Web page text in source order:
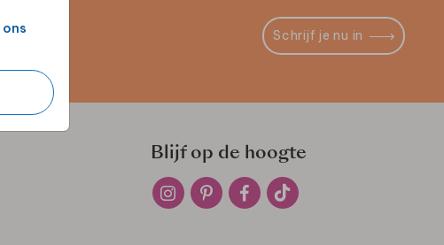
ons
Schrijf je nu in
Blijf op de hoogte